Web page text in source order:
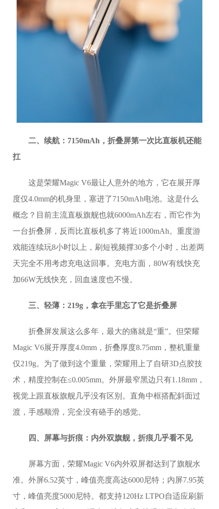
二、续航：7150mAh，折叠屏第一次比直板机还能
扛
这是荣耀Magic V6最让人意外的地方，它在展开厚
度仅4.0mm的机身里，塞进了7150mAh电池。这是什么
概念？目前主流直板旗舰也就6000mAh左右，而它作为
一台折叠屏，反而比直板机多了将近1000mAh。重度游
戏能连续玩8小时以上，刷短视频撑30多个小时，出差两
天完全不用考虑充电这回事。充电方面，80W有线快充
加66W无线快充，回血速度也不慢。
三、轻薄：219g，拿在手里忘了它是折叠屏
折叠屏发展这么多年，最大的痛就是“重”。但荣耀
Magic V6展开厚度4.0mm，折叠厚度8.75mm，整机重量
仅219g。为了做到这个重量，荣耀用上了自研3D点胶技
术，精度控制在≤0.005mm。外屏最窄黑边只有1.18mm，
视觉上跟直板旗舰几乎没有区别。直角中框搭配斜面过
渡，手感顺滑，完全没有硌手的感觉。
四、屏幕与折痕：内外双旗舰，折痕几乎看不见
屏幕方面，荣耀Magic V6内外双屏都达到了旗舰水
准。外屏6.52英寸，峰值亮度高达6000尼特；内屏7.95英
寸，峰值亮度5000尼特。都支持120Hz LTPO自适应刷新